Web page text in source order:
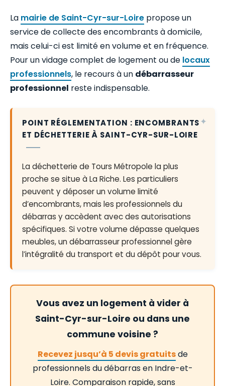
La mairie de Saint-Cyr-sur-Loire propose un
service de collecte des encombrants à domicile,
mais celui-ci est limité en volume et en fréquence.
Pour un vidage complet de logement ou de locaux
professionnels, le recours à un débarrasseur
professionnel reste indispensable.
POINT RÉGLEMENTATION : ENCOMBRANTS
ET DÉCHETTERIE À SAINT-CYR-SUR-LOIRE
La déchetterie de Tours Métropole la plus
proche se situe à La Riche. Les particuliers
peuvent y déposer un volume limité
d’encombrants, mais les professionnels du
débarras y accèdent avec des autorisations
spécifiques. Si votre volume dépasse quelques
meubles, un débarrasseur professionnel gère
l’intégralité du transport et du dépôt pour vous.
Vous avez un logement à vider à
Saint-Cyr-sur-Loire ou dans une
commune voisine ?
Recevez jusqu’à 5 devis gratuitsde
professionnels du débarras en Indre-et-
Loire. Comparaison rapide, sans